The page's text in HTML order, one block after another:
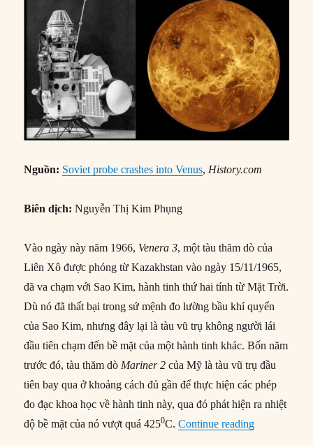
Nguồn: Soviet probe crashes into Venus, History.com
Biên dịch: Nguyễn Thị Kim Phụng
Vào ngày này năm 1966, Venera 3, một tàu thăm dò của
Liên Xô được phóng từ Kazakhstan vào ngày 15/11/1965,
đã va chạm với Sao Kim, hành tinh thứ hai tính từ Mặt Trời.
Dù nó đã thất bại trong sứ mệnh đo lường bầu khí quyển
của Sao Kim, nhưng đây lại là tàu vũ trụ không người lái
đầu tiên chạm đến bề mặt của một hành tinh khác. Bốn năm
trước đó, tàu thăm dò Mariner 2 của Mỹ là tàu vũ trụ đầu
tiên bay qua ở khoảng cách đủ gần để thực hiện các phép
đo đạc khoa học về hành tinh này, qua đó phát hiện ra nhiệt
độ bề mặt của nó vượt quá 4250C.Continue reading“01/03/